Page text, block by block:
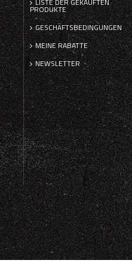
PRODUKTE
GESCHÄFTSBEDINGUNGEN
MEINE RABATTE
NEWSLETTER